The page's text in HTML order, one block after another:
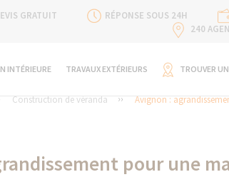
GRATUIT RÉPONSE SOUS 24H
240
INTÉRIEURE TRAVAUX EXTÉRIEURS TROUVER
Construction de véranda Avignon :
pour une